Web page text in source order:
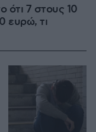
ότι 7 στους 10
ευρώ, τι